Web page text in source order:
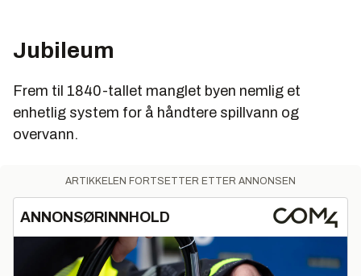
Jubileum
Frem til 1840-tallet manglet byen nemlig et
enhetlig system for å håndtere spillvann og
overvann.
ARTIKKELEN FORTSETTER ETTER ANNONSEN
ANNONSØRINNHOLD